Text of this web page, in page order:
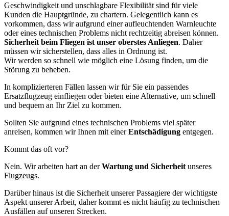
Geschwindigkeit und unschlagbare Flexibilität sind für viele
Kunden die Hauptgründe, zu chartern. Gelegentlich kann es
vorkommen, dass wir aufgrund einer aufleuchtenden Warnleuchte
oder eines technischen Problems nicht rechtzeitig abreisen können.
Sicherheit beim Fliegen ist unser oberstes Anliegen. Daher
müssen wir sicherstellen, dass alles in Ordnung ist.
Wir werden so schnell wie möglich eine Lösung finden, um die
Störung zu beheben.
In komplizierteren Fällen lassen wir für Sie ein passendes
Ersatzflugzeug einfliegen oder bieten eine Alternative, um schnell
und bequem an Ihr Ziel zu kommen.
Sollten Sie aufgrund eines technischen Problems viel später
anreisen, kommen wir Ihnen mit einerEntschädigung entgegen.
Kommt das oft vor?
Nein. Wir arbeiten hart an derWartung und Sicherheit unseres
Flugzeugs.
Darüber hinaus ist die Sicherheit unserer Passagiere der wichtigste
Aspekt unserer Arbeit, daher kommt es nicht häufig zu technischen
Ausfällen auf unseren Strecken.